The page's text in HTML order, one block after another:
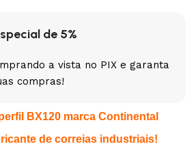
de 5%
a vista no PIX e garanta
compras!
BX120 marca Continental
de correias industriais!